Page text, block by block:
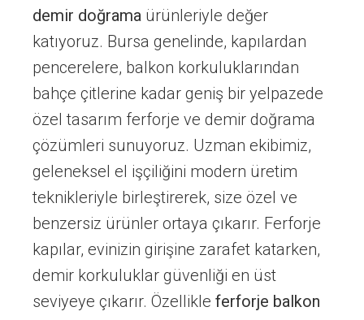
demir doğrama ürünleriyle değer
katıyoruz. Bursa genelinde, kapılardan
pencerelere, balkon korkuluklarından
bahçe çitlerine kadar geniş bir yelpazede
özel tasarım ferforje ve demir doğrama
çözümleri sunuyoruz. Uzman ekibimiz,
geleneksel el işçiliğini modern üretim
teknikleriyle birleştirerek, size özel ve
benzersiz ürünler ortaya çıkarır. Ferforje
kapılar, evinizin girişine zarafet katarken,
demir korkuluklar güvenliği en üst
seviyeye çıkarır. Özellikle ferforje balkon